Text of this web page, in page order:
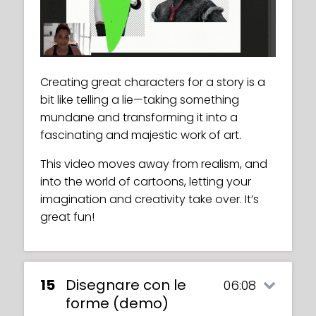
balanced correctly.
drawing, making a character look more
believable and real. Discover just how to
achieve this effect in this tutorial.
The last step in figure drawing!
Maria will show you how to complete your
get a quick summary of the entire gesture
drawing process. Additionally, Maria
demonstrates how to create both a
realistic and stylized figure and explains
the differences.
Creating great characters for a story is a
bit like telling a lie—taking something
mundane and transforming it into a
fascinating and majestic work of art.
This video moves away from realism, and
into the world of cartoons, letting your
imagination and creativity take over. It’s
great fun!
15
Disegnare con le
forme (demo)
06:08